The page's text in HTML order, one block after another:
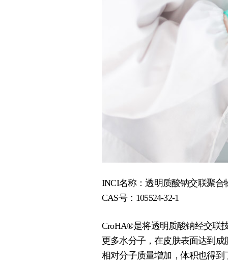
INCI名称：透明质酸钠交联聚合
CAS号：105524-32-1
CroHA®是将透明质酸钠经交联
更多水分子，在皮肤表面达到
相对分子质量增加，体积也得